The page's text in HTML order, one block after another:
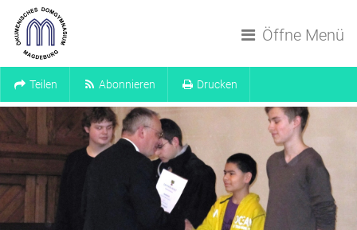
Öffne Menü
Teilen Abonnieren Drucken